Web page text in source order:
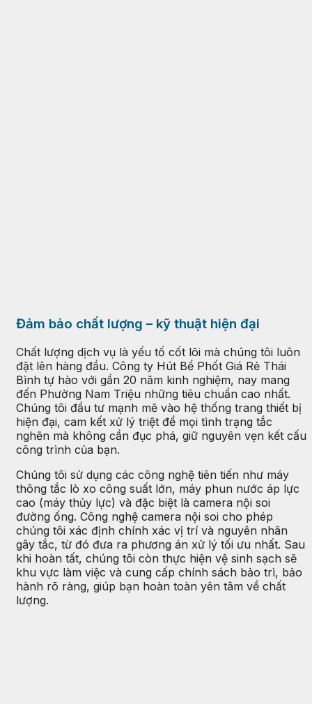
Đảm bảo chất lượng – kỹ thuật hiện đại
Chất lượng dịch vụ là yếu tố cốt lõi mà chúng tôi luôn
đặt lên hàng đầu. Công ty Hút Bể Phốt Giá Rẻ Thái
Bình tự hào với gần 20 năm kinh nghiệm, nay mang
đến Phường Nam Triệu những tiêu chuẩn cao nhất.
Chúng tôi đầu tư mạnh mẽ vào hệ thống trang thiết bị
hiện đại, cam kết xử lý triệt để mọi tình trạng tắc
nghẽn mà không cần đục phá, giữ nguyên vẹn kết cấu
công trình của bạn.
Chúng tôi sử dụng các công nghệ tiên tiến như máy
thông tắc lò xo công suất lớn, máy phun nước áp lực
cao (máy thủy lực) và đặc biệt là camera nội soi
đường ống. Công nghệ camera nội soi cho phép
chúng tôi xác định chính xác vị trí và nguyên nhân
gây tắc, từ đó đưa ra phương án xử lý tối ưu nhất. Sau
khi hoàn tất, chúng tôi còn thực hiện vệ sinh sạch sẽ
khu vực làm việc và cung cấp chính sách bảo trì, bảo
hành rõ ràng, giúp bạn hoàn toàn yên tâm về chất
lượng.